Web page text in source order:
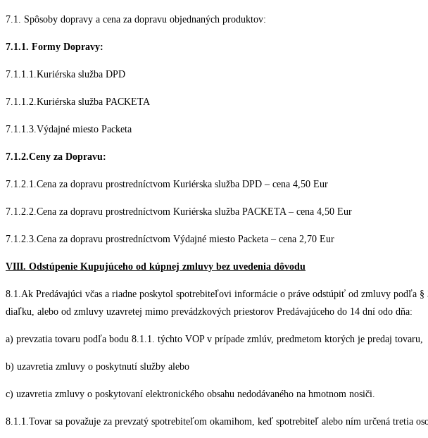
7.1. Spôsoby dopravy a cena za dopravu objednaných produktov:
7.1.1. Formy Dopravy:
7.1.1.1.Kuriérska služba DPD
7.1.1.2.Kuriérska služba PACKETA
7.1.1.3.Výdajné miesto Packeta
7.1.2.Ceny za Dopravu:
7.1.2.1.Cena za dopravu prostredníctvom Kuriérska služba DPD – cena 4,50 Eur
7.1.2.2.Cena za dopravu prostredníctvom Kuriérska služba PACKETA – cena 4,50 Eur
7.1.2.3.Cena za dopravu prostredníctvom Výdajné miesto Packeta – cena 2,70 Eur
VIII. Odstúpenie Kupujúceho od kúpnej zmluvy bez uvedenia dôvodu
8.1.Ak Predávajúci včas a riadne poskytol spotrebiteľovi informácie o práve odstúpiť od zmluvy podľa
diaľku, alebo od zmluvy uzavretej mimo prevádzkových priestorov Predávajúceho do 14 dní odo dňa:
a) prevzatia tovaru podľa bodu 8.1.1. týchto VOP v prípade zmlúv, predmetom ktorých je predaj tovaru,
b) uzavretia zmluvy o poskytnutí služby alebo
c) uzavretia zmluvy o poskytovaní elektronického obsahu nedodávaného na hmotnom nosiči.
8.1.1.Tovar sa považuje za prevzatý spotrebiteľom okamihom, keď spotrebiteľ alebo ním určená tretia